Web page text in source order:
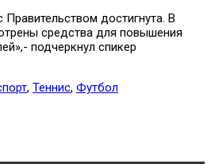
Правительством достигнута. В
средства для повышения
подчеркнул спикер
, Теннис, Футбол